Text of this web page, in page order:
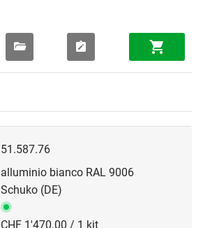
51.587.76
alluminio bianco RAL 9006
Schuko (DE)
CHF 1'470.00 / 1 kit